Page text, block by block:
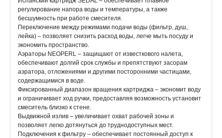
регулирование напора воды и температуры, а также
бесшумность при работе смесителя.
Переключение между режимами подачи воды (фильтр, душ,
лейка) – позволяет снизить расход воды, легче мыть посуду и
экономить пространство.
Аэраторы NEOPERL – защищают от известкового налета,
обеспечивают долгий срок службы и препятствуют засорам
аэратора, отложениями и другими посторонними частицами,
содержащимися в воде.
Фиксированный диапазон вращения картриджа – экономит воду
и ограничивает ход ручки, предоставляя возможность установит
смеситель близко к стене.
Выдвижной излив – увеличивает охват рабочей зоны и
позволяет легко дотянуться до труднодоступных мест.
Подключения к фильтру – обеспечивает постоянный доступ к